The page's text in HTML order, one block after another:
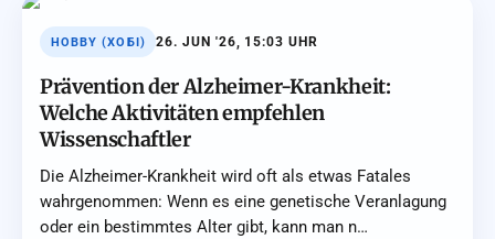
HOBBY (ХОБІ) 26. JUN '26, 15:03 UHR
Prävention der Alzheimer-Krankheit:
Welche Aktivitäten empfehlen
Wissenschaftler
Die Alzheimer-Krankheit wird oft als etwas Fata­les
wahrgenommen: Wenn es eine genetische Veranlagung
oder ein bestimmtes Alter gibt, kann man n…